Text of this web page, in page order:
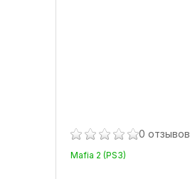
0 отзывов
Mafia 2 (PS3)